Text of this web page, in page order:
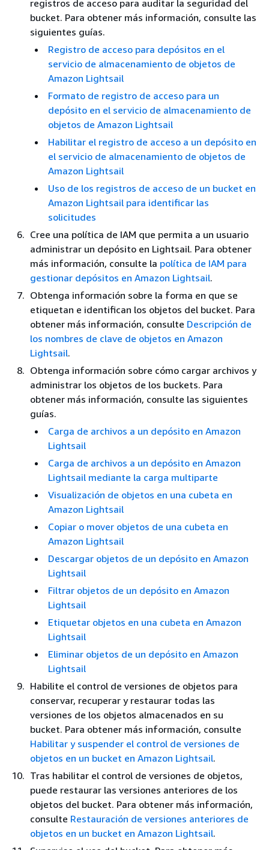
registros de acceso para auditar la seguridad del
bucket. Para obtener más información, consulte las
siguientes guías.
Registro de acceso para depósitos en el
servicio de almacenamiento de objetos de
Amazon Lightsail
Formato de registro de acceso para un
depósito en el servicio de almacenamiento de
objetos de Amazon Lightsail
Habilitar el registro de acceso a un depósito en
el servicio de almacenamiento de objetos de
Amazon Lightsail
Uso de los registros de acceso de un bucket en
Amazon Lightsail para identificar las
solicitudes
Cree una política de IAM que permita a un usuario
administrar un depósito en Lightsail. Para obtener
más información, consulte la política de IAM para
gestionar depósitos en Amazon Lightsail.
Obtenga información sobre la forma en que se
etiquetan e identifican los objetos del bucket. Para
obtener más información, consulte Descripción de
los nombres de clave de objetos en Amazon
Lightsail.
Obtenga información sobre cómo cargar archivos y
administrar los objetos de los buckets. Para
obtener más información, consulte las siguientes
guías.
Carga de archivos a un depósito en Amazon
Lightsail
Carga de archivos a un depósito en Amazon
Lightsail mediante la carga multiparte
Visualización de objetos en una cubeta en
Amazon Lightsail
Copiar o mover objetos de una cubeta en
Amazon Lightsail
Descargar objetos de un depósito en Amazon
Lightsail
Filtrar objetos de un depósito en Amazon
Lightsail
Etiquetar objetos en una cubeta en Amazon
Lightsail
Eliminar objetos de un depósito en Amazon
Lightsail
Habilite el control de versiones de objetos para
conservar, recuperar y restaurar todas las
versiones de los objetos almacenados en su
bucket. Para obtener más información, consulte
Habilitar y suspender el control de versiones de
objetos en un bucket en Amazon Lightsail.
Tras habilitar el control de versiones de objetos,
puede restaurar las versiones anteriores de los
objetos del bucket. Para obtener más información,
consulte Restauración de versiones anteriores de
objetos en un bucket en Amazon Lightsail.